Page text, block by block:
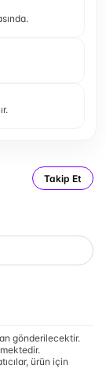
Takip Et
gönderilecektir.
ürün için